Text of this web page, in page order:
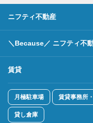
ニフティ不動産
＼Because／ ニフティ不
賃貸
月極駐車場 賃貸事務所
貸し倉庫